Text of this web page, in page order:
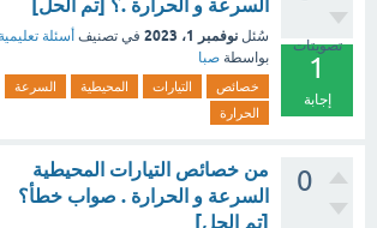
تصويتات
1
إجابة
السرعة و الحرارة .؟ [تم الحل]
سُئل نوفمبر 1، 2023 في تصنيف أسئلة تعليمية
بواسطة صبا
خصائص التيارات المحيطية
السرعة
الحرارة
0
من خصائص التيارات المحيطية
السرعة و الحرارة . صواب خطأ؟
[تم الحل]